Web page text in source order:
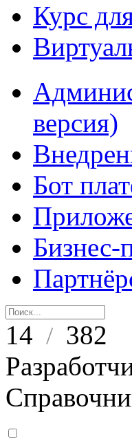
Курс
версия)
Бот
Бизнес-
14 / 382